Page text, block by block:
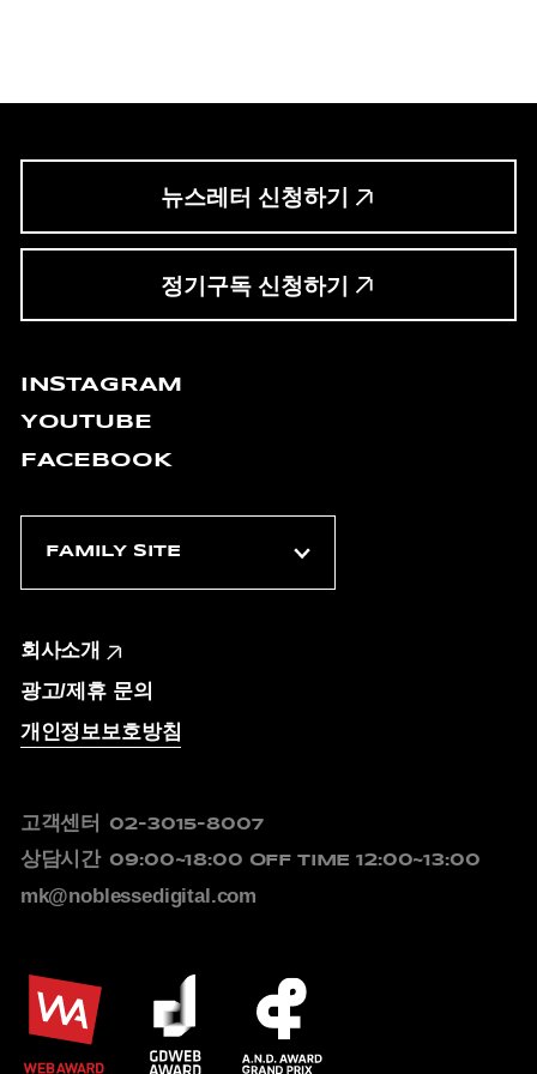
뉴스레터 신청하기
정기구독 신청하기
INSTAGRAM
YOUTUBE
FACEBOOK
회사소개
광고/제휴 문의
개인정보보호방침
고객센터 02-3015-8007
상담시간 09:00~18:00 OFF TIME 12:00~13:00
mk@noblessedigital.com